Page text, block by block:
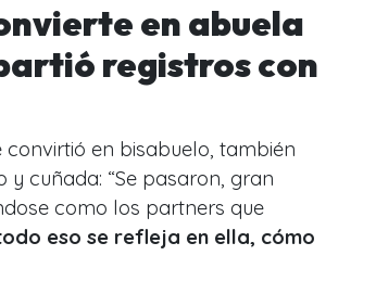
en abuela
registros con
convirtió en bisabuelo, también
cuñada: “Se pasaron, gran
como los partners que
eso se refleja en ella, cómo